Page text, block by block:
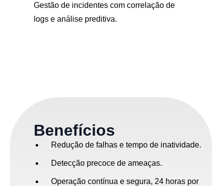
Gestão de incidentes com correlação de
logs e análise preditiva.
Benefícios
Redução de falhas e tempo de inatividade.
Detecção precoce de ameaças.
Operação contínua e segura, 24 horas por